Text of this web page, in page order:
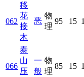
062
移
花
接
木
恶
物
理
95 15
066
泰
山
压
一
般
物
理
85 15